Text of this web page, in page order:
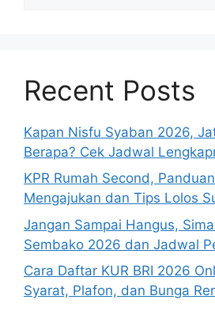
Recent Posts
Kapan Nisfu Syaban 2026,
Berapa? Cek Jadwal
KPR Rumah Second,
Mengajukan dan Tips Lolos
Jangan Sampai Hangus,
Sembako 2026 dan Jadwal
Cara Daftar KUR BRI 2026
Syarat, Plafon, dan Bunga